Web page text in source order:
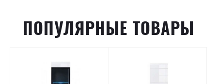
ПОПУЛЯРНЫЕ ТОВАРЫ